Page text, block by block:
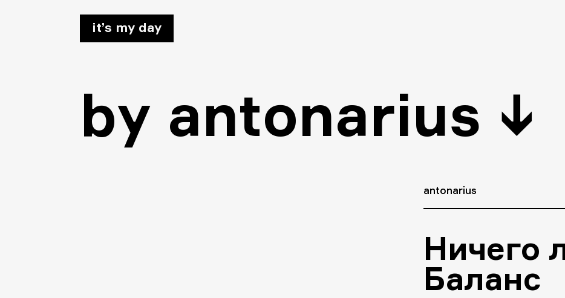
it’s my day
by antonarius ↓
antonarius
Ничего
Баланс